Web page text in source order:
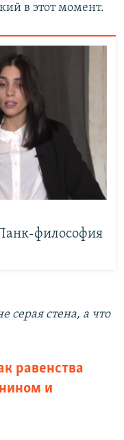
в этот момент.
философия
серая стена, а что
равенства
и